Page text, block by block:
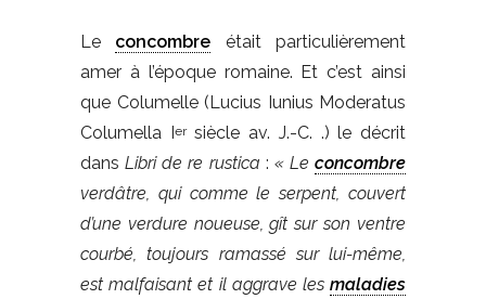
Le concombre était particulièrement
amer à l’époque romaine. Et c’est ainsi
que Columelle (Lucius Iunius Moderatus
Columella I
ersiècle av. J.-C. .) le décrit
dansLibri de re rustica : « Le concombre
verdâtre, qui comme le serpent, couvert
d’une verdure noueuse, gît sur son ventre
courbé, toujours ramassé sur lui-même,
est malfaisant et il aggrave les maladies